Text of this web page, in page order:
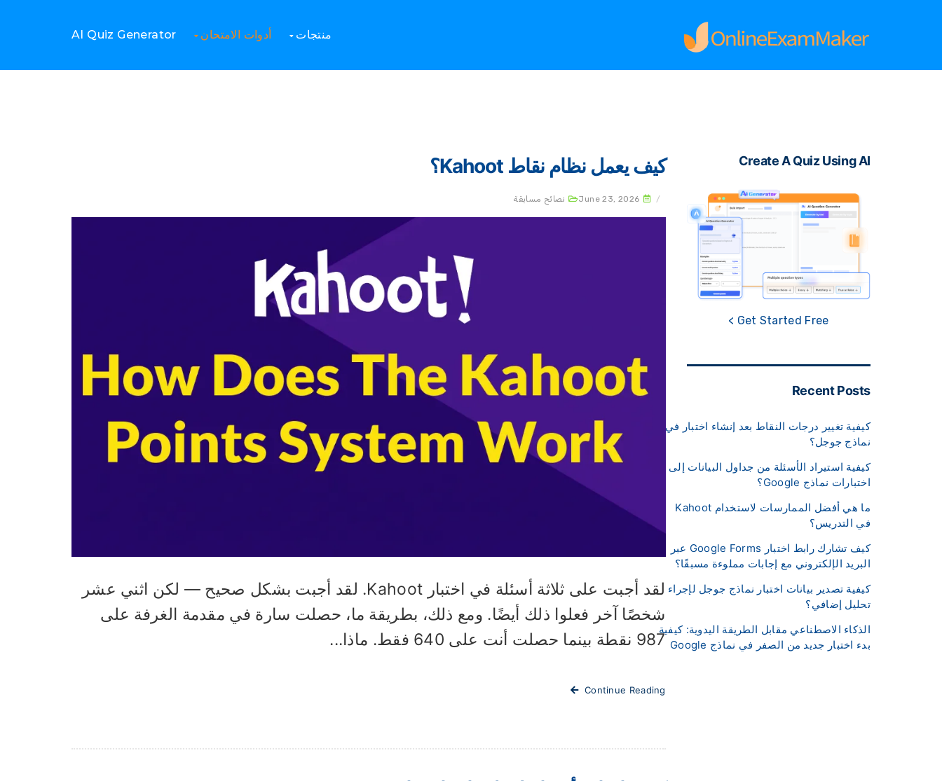
منتجات أدوات الامتحان AI Quiz Generator
كيف يعمل نظام نقاط Kahoot؟
June 23, 2026 / نصائح مسابقة
لقد أجبت على ثلاثة أسئلة في اختبار Kahoot. لقد أجبت بشكل صحيح — لكن اثني عشر
شخصًا آخر فعلوا ذلك أيضًا. ومع ذلك، بطريقة ما، حصلت سارة في مقدمة الغرفة على
987 نقطة بينما حصلت أنت على 640 فقط. ماذا...
Continue Reading
Create A Quiz Using AI
Get Started Free >
Recent Posts
كيفية تغيير درجات النقاط بعد إنشاء اختبار في
نماذج جوجل؟
كيفية استيراد الأسئلة من جداول البيانات إلى
اختبارات نماذج Google؟
ما هي أفضل الممارسات لاستخدام Kahoot
في التدريس؟
كيف تشارك رابط اختبار Google Forms عبر
البريد الإلكتروني مع إجابات مملوءة مسبقًا؟
كيفية تصدير بيانات اختبار نماذج جوجل لإجراء
تحليل إضافي؟
الذكاء الاصطناعي مقابل الطريقة اليدوية: كيفية
بدء اختبار جديد من الصفر في نماذج Google